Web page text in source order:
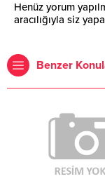
Henüz yorum
aracılığıyla siz
Benzer